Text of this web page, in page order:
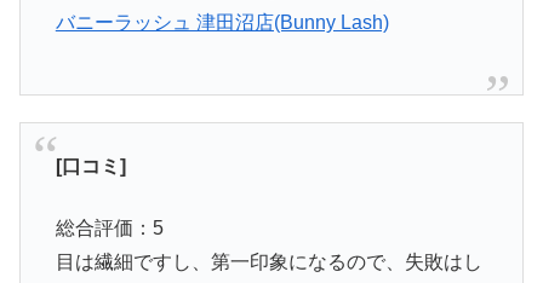
バニーラッシュ 津田沼店(Bunny Lash)
[口コミ]
総合評価：5
目は繊細ですし、第一印象になるので、失敗はし